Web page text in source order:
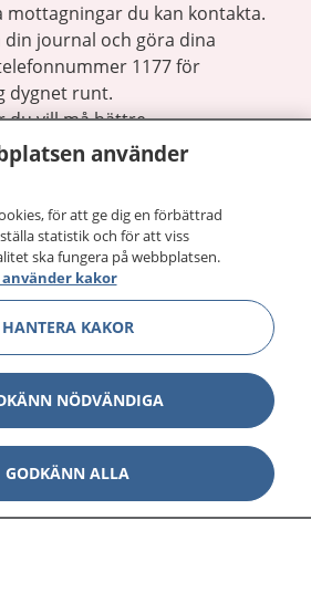
mottagningar du kan kontakta.
din journal och göra dina
1177 för
dygnet runt.
du vill må bättre.
Visa
Visa
använder
för att ge dig en förbättrad
statistik och för att viss
ska fungera på webbplatsen.
kakor
HANTERA KAKOR
NÖDVÄNDIGA
GODKÄNN ALLA